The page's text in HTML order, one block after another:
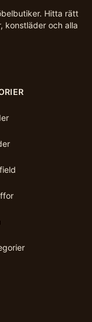
Hitta rätt
konstläder och alla